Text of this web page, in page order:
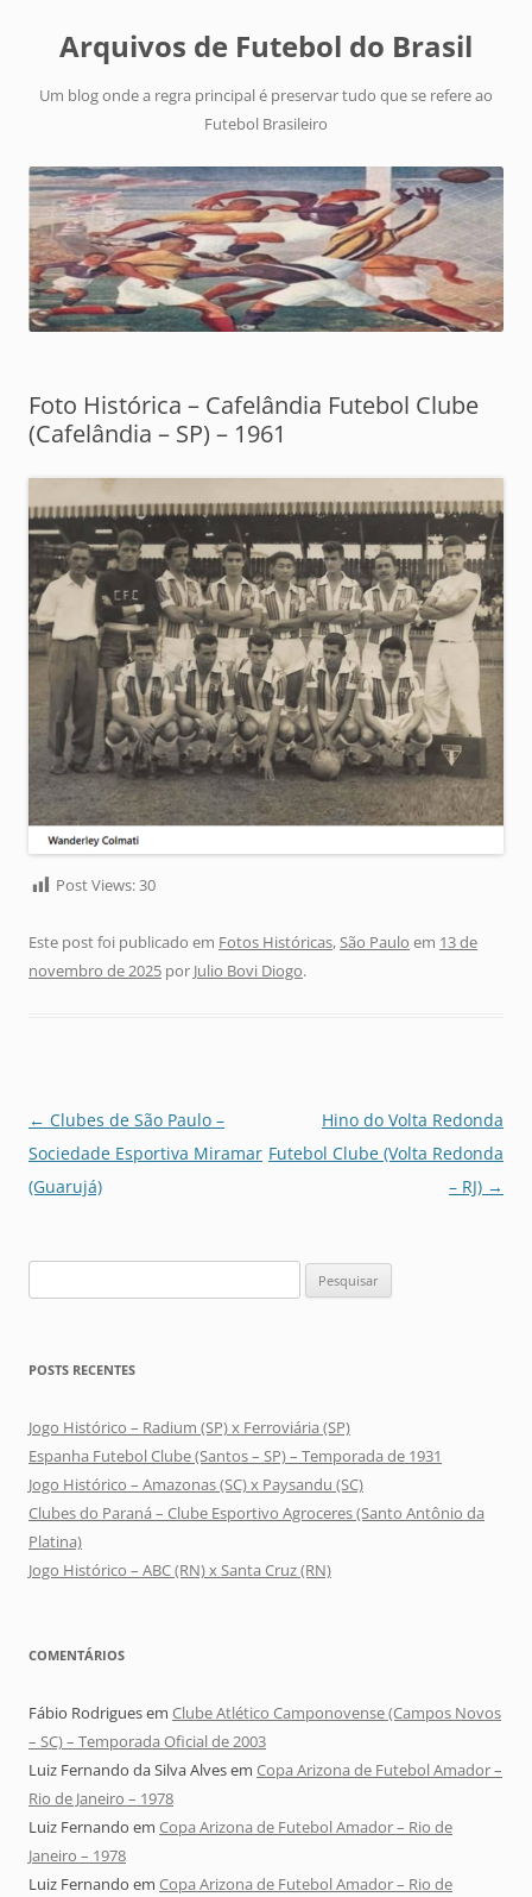
Arquivos de Futebol do Brasil
Um blog onde a regra principal é preservar tudo que se refere ao
Futebol Brasileiro
Foto Histórica – Cafelândia Futebol Clube
(Cafelândia – SP) – 1961
Post Views:30
Este post foi publicado em Fotos Históricas,São Paulo em 13 de
novembro de 2025 por Julio Bovi Diogo.
Navegação
de
posts
← Clubes de São Paulo –
Sociedade Esportiva Miramar
(Guarujá)
Hino do Volta Redonda
Futebol Clube (Volta Redonda
– RJ) →
por:
POSTS RECENTES
Jogo Histórico – Radium (SP) x Ferroviária (SP)
Espanha Futebol Clube (Santos – SP) – Temporada de 1931
Jogo Histórico – Amazonas (SC) x Paysandu (SC)
Clubes do Paraná – Clube Esportivo Agroceres (Santo Antônio da
Platina)
Jogo Histórico – ABC (RN) x Santa Cruz (RN)
COMENTÁRIOS
Fábio Rodriguesem Clube Atlético Camponovense (Campos Novos
– SC) – Temporada Oficial de 2003
Luiz Fernando da Silva Alvesem Copa Arizona de Futebol Amador –
Rio de Janeiro – 1978
Luiz Fernando em Copa Arizona de Futebol Amador – Rio de
Janeiro – 1978
Luiz Fernando em Copa Arizona de Futebol Amador – Rio de